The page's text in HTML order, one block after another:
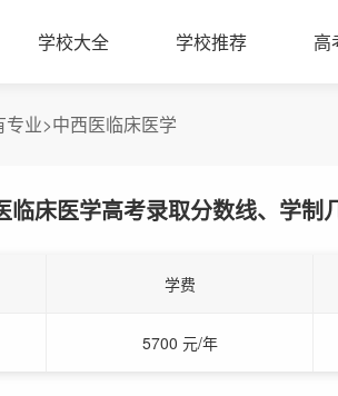
学校大全 学校推荐 高
专业>中西医临床医学
临床医学高考录取分数线、学制
学费
5700 元/年